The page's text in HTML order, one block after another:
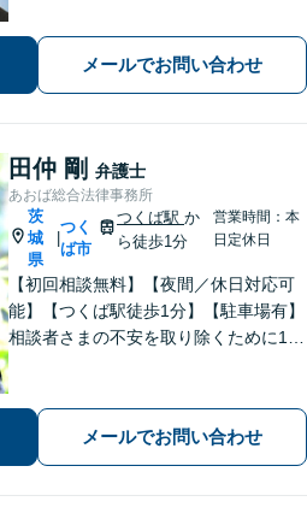
メールでお問い合わせ
田仲 剛 弁護士
あおば総合法律事務所
茨
城
県
つく
ば市
つくば駅か
ら徒歩1分
営業時間：本
日定休日
【初回相談無料】【夜間／休日対応可
能】【つくば駅徒歩1分】【駐車場有】
相談者さまの不安を取り除くために1件
することを心がけています。まずはお
気軽にお問い合わせください。
メールでお問い合わせ